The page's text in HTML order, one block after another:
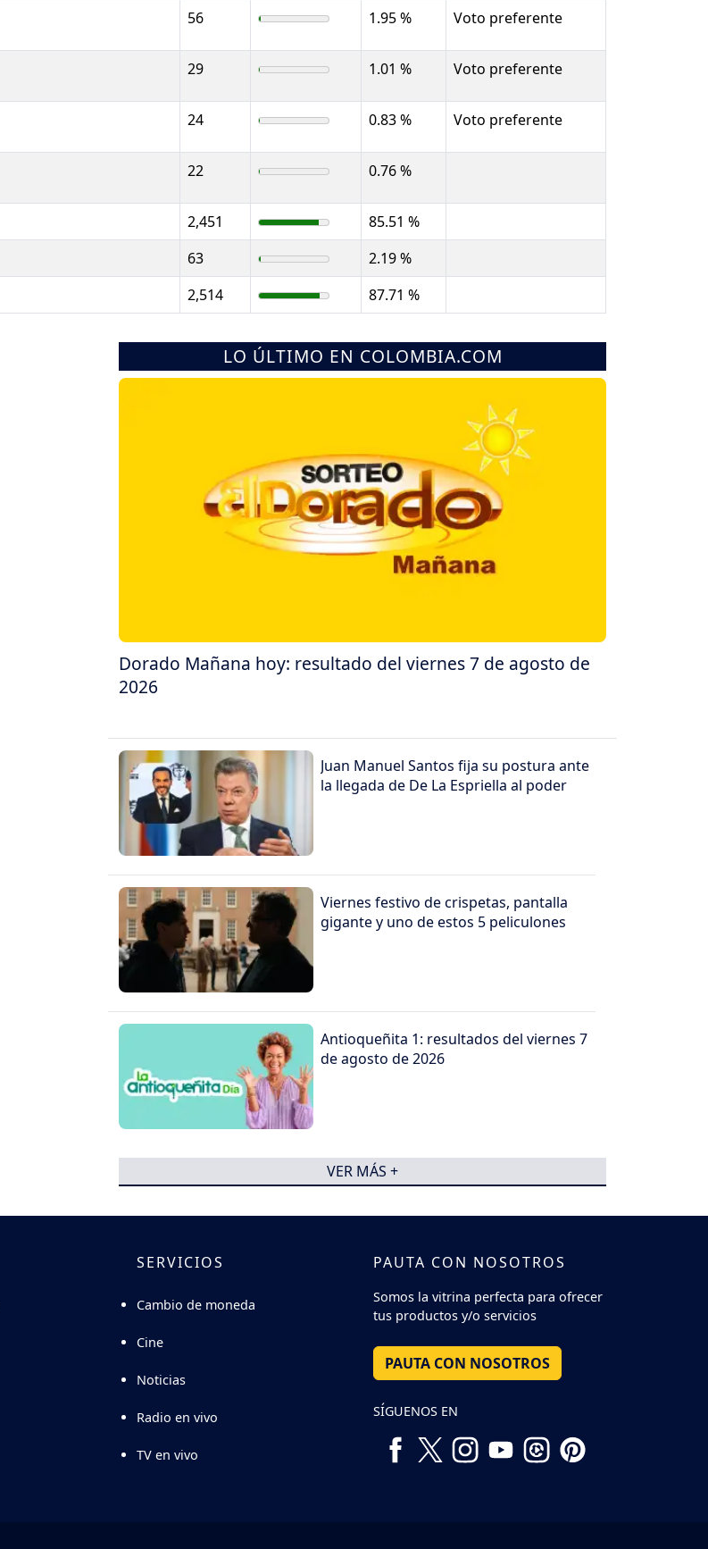
56 1.95 % Voto preferente
29 1.01 % Voto preferente
24 0.83 % Voto preferente
22 0.76 %
2,451
85.51 %
63
2.19 %
2,514 87.71 %
LO ÚLTIMO EN COLOMBIA.COM
Dorado Mañana hoy: resultado del viernes 7 de agosto de
2026
Juan Manuel Santos fija su postura ante
la llegada de De La Espriella al poder
Viernes festivo de crispetas, pantalla
gigante y uno de estos 5 peliculones
Antioqueñita 1: resultados del viernes 7
de agosto de 2026
VER MÁS +
SERVICIOS
Cambio de moneda
Cine
Noticias
Radio en vivo
TV en vivo
PAUTA CON NOSOTROS
Somos la vitrina perfecta para ofrecer
tus productos y/o servicios
PAUTA CON NOSOTROS
SÍGUENOS EN